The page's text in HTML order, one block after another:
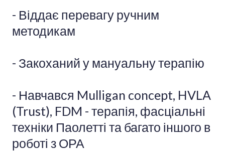
- Віддає перевагу ручним
методикам
- Закоханий у мануальну терапію
- Навчався Mulligan concept, HVLA
(Trust), FDM - терапія, фасціальні
техніки Паолетті та багато іншого в
роботі з ОРА